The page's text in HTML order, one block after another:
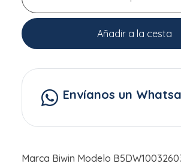
Añadir a la cesta
Envíanos un
Marca Biwin Modelo